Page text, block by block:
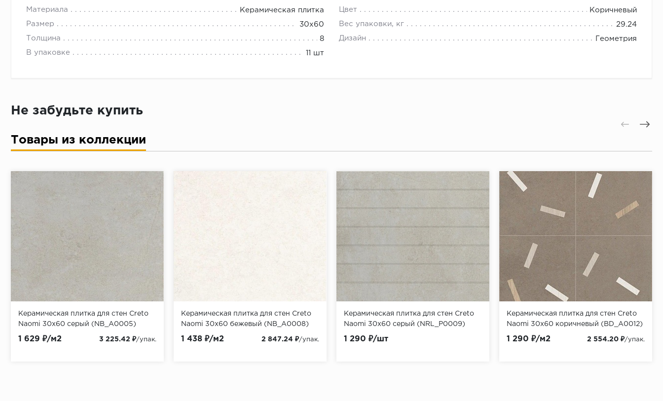
Материала Керамическая плитка Цвет Коричневый
Размер 30x60 Вес упаковки, кг 29.24
Толщина 8 Дизайн Геометрия
В упаковке 11 шт
Не забудьте купить
Товары из коллекции
Керамическая плитка для стен Creto
Naomi 30x60 серый (NB_A0005)
1 629 ₽/м2 3 225.42 ₽/упак.
Керамическая плитка для стен Creto
Naomi 30x60 бежевый (NB_A0008)
1 438 ₽/м2 2 847.24 ₽/упак.
Керамическая плитка для стен Creto
Naomi 30х60 серый (NRL_P0009)
1 290 ₽/шт
Керамическая плитка для стен Creto
Naomi 30x60 коричневый (BD_A0012)
1 290 ₽/м2 2 554.20 ₽/упак.